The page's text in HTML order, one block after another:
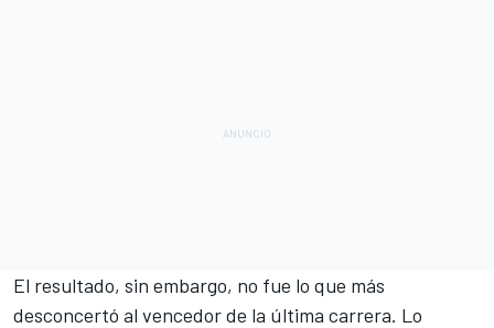
El resultado, sin embargo, no fue lo que más
desconcertó al vencedor de la última carrera. Lo